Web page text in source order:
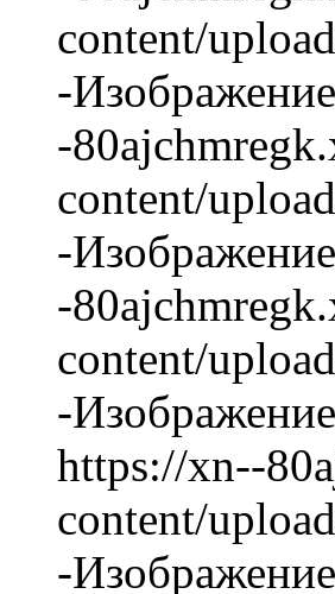
content/
-
-
content/
-
-
content/
-
https://xn--
content/
-